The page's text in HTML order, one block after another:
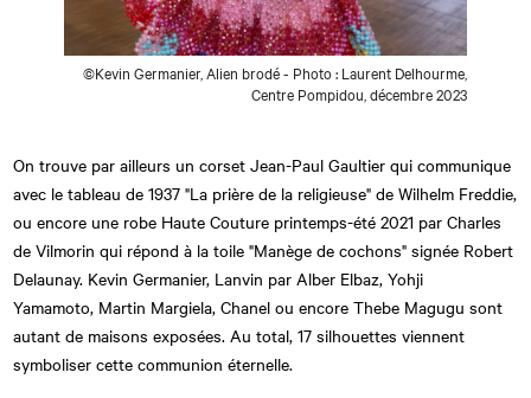
©Kevin Germanier, Alien brodé - Photo : Laurent Delhourme,
Centre Pompidou, décembre 2023
On trouve par ailleurs un corset Jean-Paul Gaultier qui communique
avec le tableau de 1937 "La prière de la religieuse" de Wilhelm Freddie,
ou encore une robe Haute Couture printemps-été 2021 par Charles
de Vilmorin qui répond à la toile "Manège de cochons" signée Robert
Delaunay. Kevin Germanier, Lanvin par Alber Elbaz, Yohji
Yamamoto, Martin Margiela, Chanel ou encore Thebe Magugu sont
autant de maisons exposées. Au total, 17 silhouettes viennent
symboliser cette communion éternelle.